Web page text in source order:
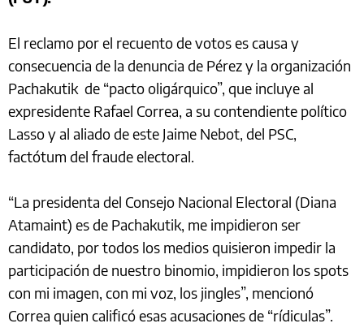
El reclamo por el recuento de votos es causa y
consecuencia de la denuncia de Pérez y la organización
Pachakutik de “pacto oligárquico”, que incluye al
expresidente Rafael Correa, a su contendiente político
Lasso y al aliado de este Jaime Nebot, del PSC,
factótum del fraude electoral.
“La presidenta del Consejo Nacional Electoral (Diana
Atamaint) es de Pachakutik, me impidieron ser
candidato, por todos los medios quisieron impedir la
participación de nuestro binomio, impidieron los spots
con mi imagen, con mi voz, los jingles”, mencionó
Correa quien calificó esas acusaciones de “rídiculas”.